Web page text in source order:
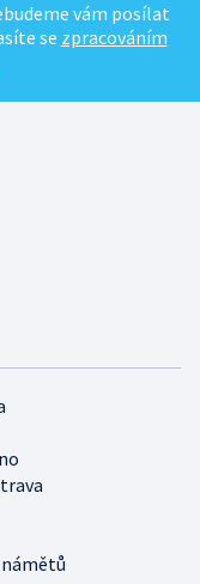
vám posílat
se zpracováním